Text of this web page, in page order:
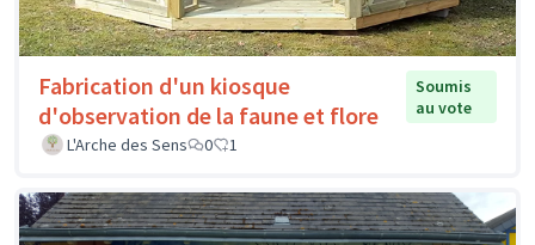
Fabrication d'un kiosque
d'observation de la faune et flore
Soumis
au vote
L'Arche des Sens
0 1